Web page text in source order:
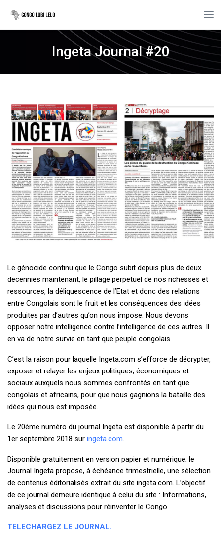
Ingeta Journal #20
Le génocide continu que le Congo subit depuis plus de deux
décennies maintenant, le pillage perpétuel de nos richesses et
ressources, la déliquescence de l’Etat et donc des relations
entre Congolais sont le fruit et les conséquences des idées
produites par d’autres qu’on nous impose. Nous devons
opposer notre intelligence contre l’intelligence de ces autres. Il
en va de notre survie en tant que peuple congolais.
C’est la raison pour laquelle Ingeta.com s’efforce de décrypter,
exposer et relayer les enjeux politiques, économiques et
sociaux auxquels nous sommes confrontés en tant que
congolais et africains, pour que nous gagnions la bataille des
idées qui nous est imposée.
Le 20ème numéro du journal Ingeta est disponible à partir du
1er septembre 2018 sur ingeta.com.
Disponible gratuitement en version papier et numérique, le
Journal Ingeta propose, à échéance trimestrielle, une sélection
de contenus éditorialisés extrait du site ingeta.com. L’objectif
de ce journal demeure identique à celui du site : Informations,
analyses et discussions pour réinventer le Congo.
TELECHARGEZ LE JOURNAL.